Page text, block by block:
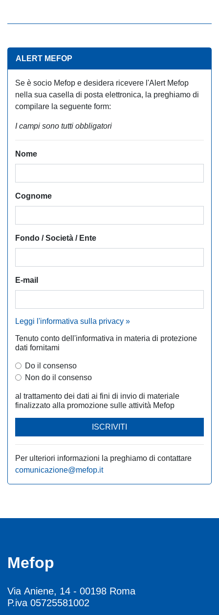
ALERT MEFOP
Se è socio Mefop e desidera ricevere l'Alert Mefop
nella sua casella di posta elettronica, la preghiamo di
compilare la seguente form:
I campi sono tutti obbligatori
Nome
Cognome
Fondo / Società / Ente
E-mail
Leggi l'informativa sulla privacy »
Tenuto conto dell'informativa in materia di protezione
dati fornitami
Do il consenso
Non do il consenso
al trattamento dei dati ai fini di invio di materiale
finalizzato alla promozione sulle attività Mefop
ISCRIVITI
Per ulteriori informazioni la preghiamo di contattare
comunicazione@mefop.it
Mefop
Via Aniene, 14 - 00198 Roma
P.iva 05725581002